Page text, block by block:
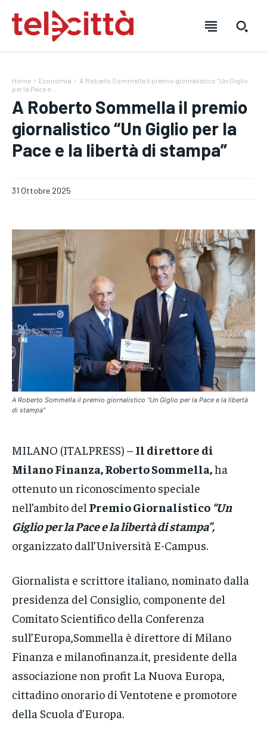
HOME
CRONACA
VENETO
POLITICA
ECONOMIA
SPORT
GRUPPO
HOME
CRONACA
VENETO
POLITICA
ECONOMIA
CONTATTI
HOME
CRONACA
VENETO
POLITICA
ECONOMIA
CONTATTI
Home Economia
A Roberto Sommella il premio giornalistico “Un Giglio
per la Pace e...
A Roberto Sommella il premio
giornalistico “Un Giglio per la
Pace e la libertà di stampa”
31 Ottobre 2025
A Roberto Sommella il premio giornalistico “Un Giglio per la Pace e la libertà
di stampa”
MILANO (ITALPRESS) – Il direttore di
Milano Finanza, Roberto Sommella,ha
ottenuto un riconoscimento speciale
nell’ambito del Premio Giornalistico “Un
Giglio per la Pace e la libertà di stampa”,
organizzato dall’Università E-Campus.
Giornalista e scrittore italiano, nominato dalla
presidenza del Consiglio, componente del
Comitato Scientifico della Conferenza
sull’Europa,Sommella è direttore di Milano
Finanza e milanofinanza.it, presidente della
associazione non profit La Nuova Europa,
cittadino onorario di Ventotene e promotore
della Scuola d’Europa.